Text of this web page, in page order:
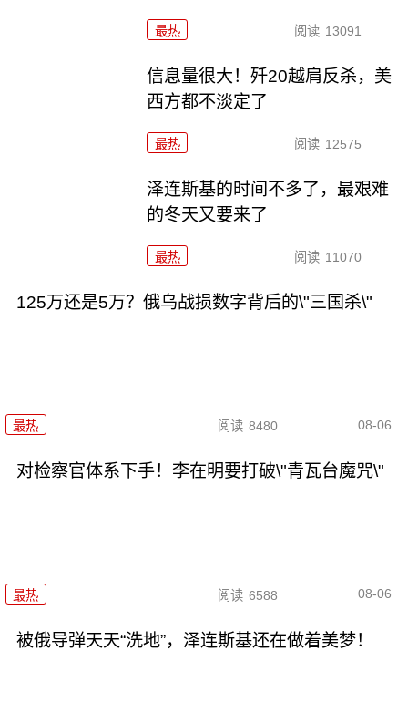
最热 阅读 13091
信息量很大！歼20越肩反杀，美
西方都不淡定了
最热 阅读 12575
泽连斯基的时间不多了，最艰难
的冬天又要来了
最热 阅读 11070
125万还是5万？俄乌战损数字背后的\"三国杀\"
最热 阅读 8480 08-06
对检察官体系下手！李在明要打破\"青瓦台魔咒\"
最热 阅读 6588 08-06
被俄导弹天天“洗地”，泽连斯基还在做着美梦！